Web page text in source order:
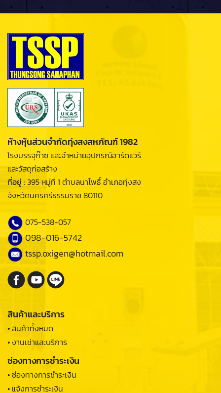
ห้างหุ้นส่วนจำกัดทุ่งสงสหภัณฑ์ 1982
โรงบรรจุก๊าซ และจำหน่ายอุปกรณ์ฮาร์ดแวร์
และวัสดุก่อสร้าง
ที่อยู่ :395 หมู่ที่ 1 ตำบลนาโพธิ์ อำเภอทุ่งสง
จังหวัดนครศรีธรรมราช 80110
075-538-057
098-016-5742
tssp.oxigen@hotmail.com
สินค้าและบริการ
• สินค้าทั้งหมด
• งานเช่าและบริการ
ช่องทางการชำระเงิน
• ช่องทางการชำระเงิน
• แจ้งการชำระเงิน